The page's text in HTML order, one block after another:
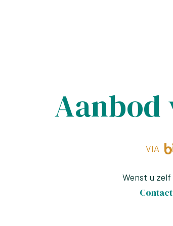
Aanbod
VIA
Wenst u